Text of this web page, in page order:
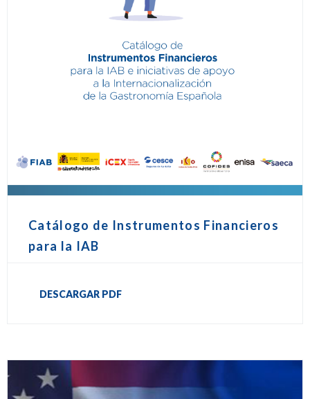
Catálogo de Instrumentos Financieros
para la IAB
DESCARGAR PDF